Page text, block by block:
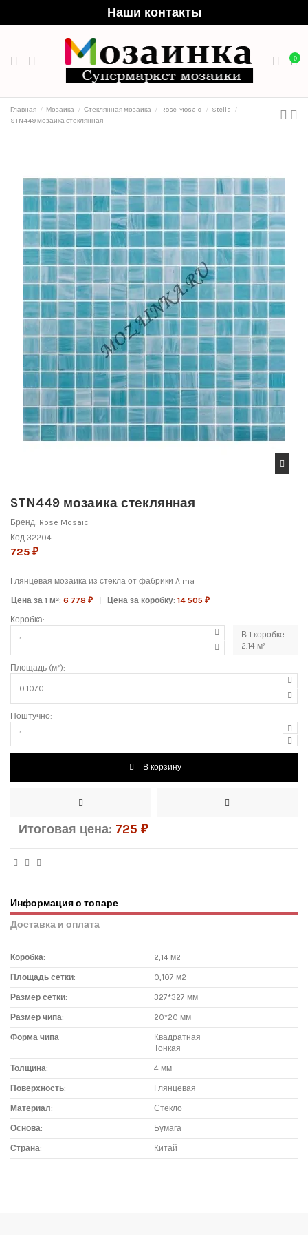
Наши контакты
0
Главная Мозаика Стеклянная мозаика Rose Mosaic
Stella
STN449 мозаика стеклянная
STN449 мозаика стеклянная
Бренд: Rose Mosaic
Код 32204
725 ₽
Глянцевая мозаика из стекла от фабрики Alma
Цена за 1 м²:6 778 ₽ Цена за коробку:14 505 ₽
Коробка:
В 1 коробке
2.14м²
Площадь (м²):
Поштучно:
В корзину
Итоговая цена: 725 ₽
Информация о товаре
Доставка и оплата
Коробка: 2,14 м2
Площадь сетки: 0,107 м2
Размер сетки: 327*327 мм
Размер чипа: 20*20 мм
Форма чипа
Квадратная
Тонкая
Толщина: 4 мм
Поверхность: Глянцевая
Материал: Стекло
Основа: Бумага
Страна: Китай